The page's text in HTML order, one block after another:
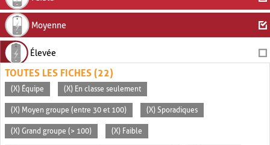
Moyenne
Élevée
TOUTES LES FICHES (22)
(X) Équipe (X) En classe seulement
(X) Moyen groupe (entre 30 et 100) (X) Sporadiques
(X) Grand groupe (> 100) (X) Faible